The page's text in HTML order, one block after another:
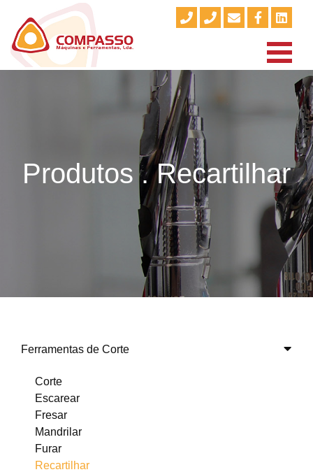
Produtos . Recartilhar
Ferramentas de Corte
Corte
Escarear
Fresar
Mandrilar
Furar
Recartilhar